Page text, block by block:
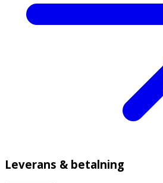
Leverans & betalning